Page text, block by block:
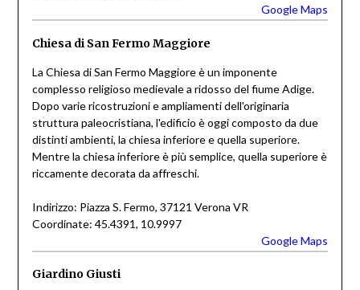
Google Maps
Chiesa di San Fermo Maggiore
La Chiesa di San Fermo Maggiore è un imponente
complesso religioso medievale a ridosso del fiume Adige.
Dopo varie ricostruzioni e ampliamenti dell'originaria
struttura paleocristiana, l'edificio è oggi composto da due
distinti ambienti, la chiesa inferiore e quella superiore.
Mentre la chiesa inferiore è più semplice, quella superiore è
riccamente decorata da affreschi.
Indirizzo: Piazza S. Fermo, 37121 Verona VR
Coordinate: 45.4391, 10.9997
Google Maps
Giardino Giusti